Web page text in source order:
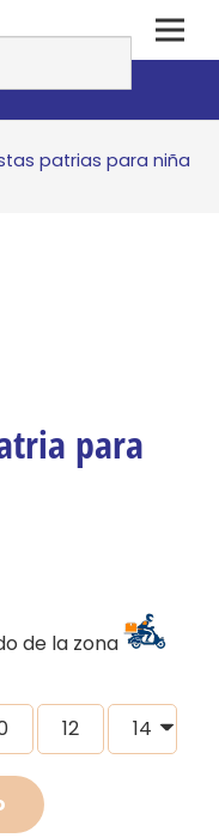
patrias para niña
para
40.00
50.00
de la zona
12 14